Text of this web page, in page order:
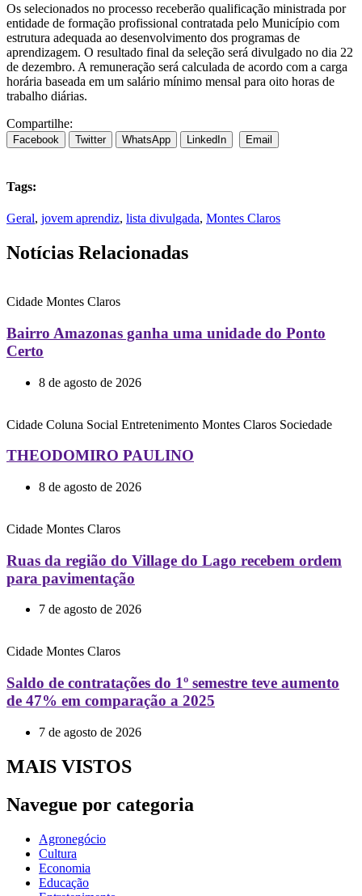
Os selecionados no processo receberão qualificação ministrada por
entidade de formação profissional contratada pelo Município com
estrutura adequada ao desenvolvimento dos programas de
aprendizagem. O resultado final da seleção será divulgado no dia 22
de dezembro. A remuneração será calculada de acordo com a carga
horária baseada em um salário mínimo mensal para oito horas de
trabalho diárias.
Compartilhe:
Facebook Twitter WhatsApp LinkedIn Email
Tags:
Geral, jovem aprendiz, lista divulgada, Montes Claros
Notícias Relacionadas
Cidade Montes Claros
Bairro Amazonas ganha uma unidade do Ponto
Certo
8 de agosto de 2026
Cidade Coluna Social Entretenimento Montes Claros Sociedade
THEODOMIRO PAULINO
8 de agosto de 2026
Cidade Montes Claros
Ruas da região do Village do Lago recebem ordem
para pavimentação
7 de agosto de 2026
Cidade Montes Claros
Saldo de contratações do 1º semestre teve aumento
de 47% em comparação a 2025
7 de agosto de 2026
MAIS VISTOS
Navegue por categoria
Agronegócio
Cultura
Economia
Educação